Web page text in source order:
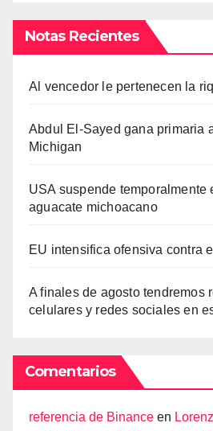
Notas Recientes
Al vencedor le pertenecen la
Abdul El-Sayed gana primaria
Michigan
USA suspende temporalmente
aguacate michoacano
EU intensifica ofensiva contra
A finales de agosto tendremos
celulares y redes sociales en
Comentarios
referencia de Binance en